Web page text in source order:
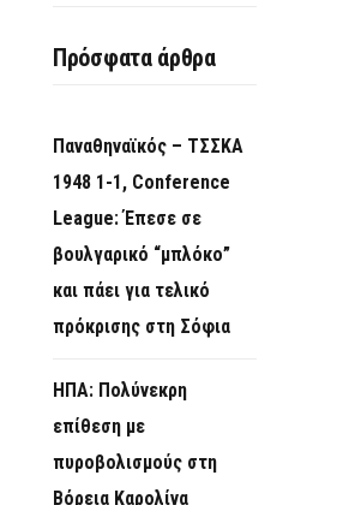
Πρόσφατα άρθρα
Παναθηναϊκός – ΤΣΣΚΑ
1948 1-1, Conference
League: Έπεσε σε
βουλγαρικό “μπλόκο”
και πάει για τελικό
πρόκρισης στη Σόφια
ΗΠΑ: Πολύνεκρη
επίθεση με
πυροβολισμούς στη
Βόρεια Καρολίνα